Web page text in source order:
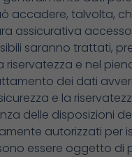
accadere, talvolta,
assicurativa
saranno trattati,
e nel
dei dati
e la
delle disposizioni
autorizzati per
essere oggetto di